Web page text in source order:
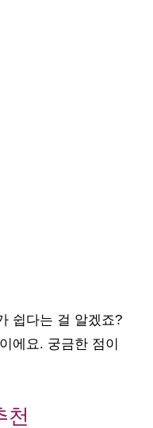
쉽다는 걸 알겠죠?
에요. 궁금한 점이
천